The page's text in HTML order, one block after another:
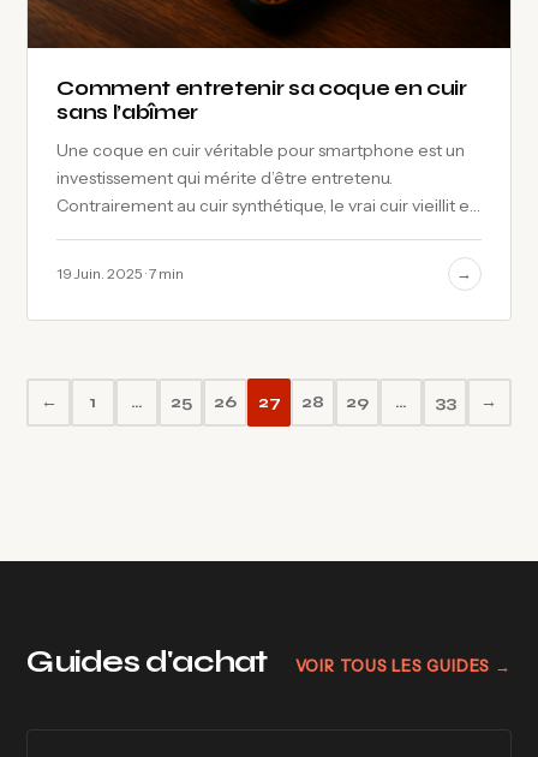
Comment entretenir sa coque en cuir
sans l’abîmer
Une coque en cuir véritable pour smartphone est un
investissement qui mérite d’être entretenu.
Contrairement au cuir synthétique, le vrai cuir vieillit et
19 Juin. 2025 · 7 min →
← 1 … 25 26 27 28 29 … 33 →
Guides d'achat VOIR TOUS LES GUIDES →